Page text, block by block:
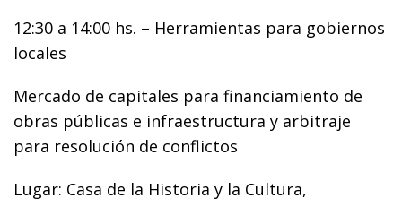
12:30 a 14:00 hs. – Herramientas para gobiernos
locales
Mercado de capitales para financiamiento de
obras públicas e infraestructura y arbitraje
para resolución de conflictos
Lugar: Casa de la Historia y la Cultura,